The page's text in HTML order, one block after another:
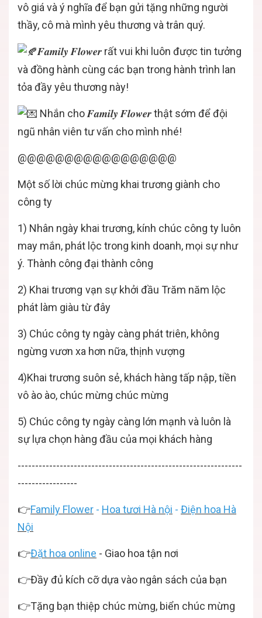
vô giá và ý nghĩa để bạn gửi tặng những người
thầy, cô mà mình yêu thương và trân quý.
𝑭𝒂𝒎𝒊𝒍𝒚 𝑭𝒍𝒐𝒘𝒆𝒓 rất vui khi luôn được tin tưởng
và đồng hành cùng các bạn trong hành trình lan
tỏa đầy yêu thương này!
Nhắn cho 𝑭𝒂𝒎𝒊𝒍𝒚 𝑭𝒍𝒐𝒘𝒆𝒓 thật sớm để đội
ngũ nhân viên tư vấn cho mình nhé!
@@@@@@@@@@@@@@@@@
Một số lời chúc mừng khai trương giành cho
công ty
1) Nhân ngày khai trương, kính chúc công ty luôn
may mắn, phát lộc trong kinh doanh, mọi sự như
ý. Thành công đại thành công
2) Khai trương vạn sự khởi đầu Trăm năm lộc
phát làm giàu từ đây
3) Chúc công ty ngày càng phát triên, không
ngừng vươn xa hơn nữa, thịnh vượng
4)Khai trương suôn sẻ, khách hàng tấp nập, tiền
vô ào ào, chúc mừng chúc mừng
5) Chúc công ty ngày càng lớn mạnh và luôn là
sự lựa chọn hàng đầu của mọi khách hàng
----------------------------------------------------------------
-----------------
👉Family Flower - Hoa tươi Hà nội - Điện hoa Hà
Nội
👉Đặt hoa online - Giao hoa tận nơi
👉Đầy đủ kích cỡ dựa vào ngân sách của bạn
👉Tặng bạn thiệp chúc mừng, biển chúc mừng